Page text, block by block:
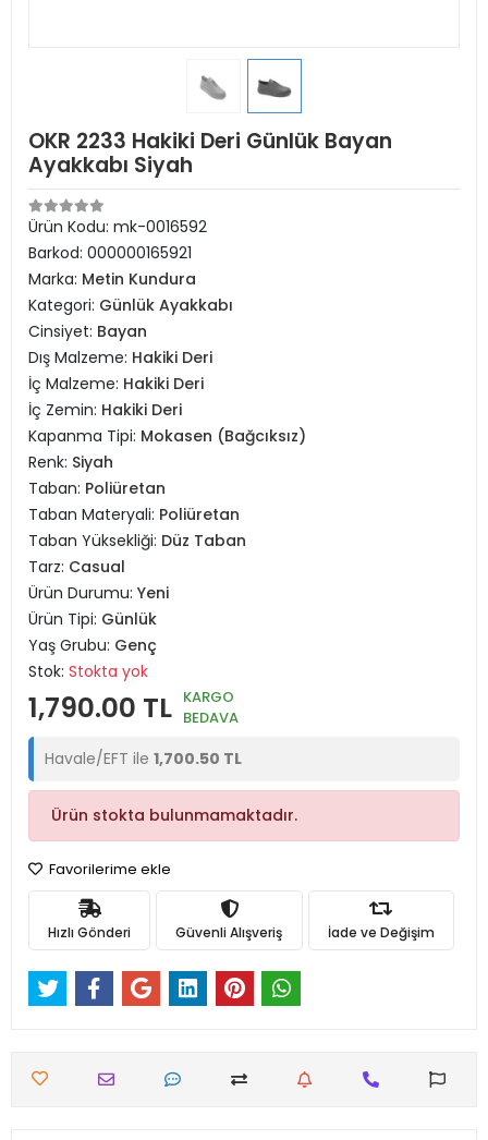
OKR 2233 Hakiki Deri Günlük Bayan
Ayakkabı Siyah
Ürün Kodu: mk-0016592
Barkod: 000000165921
Marka: Metin Kundura
Kategori: Günlük Ayakkabı
Cinsiyet: Bayan
Dış Malzeme: Hakiki Deri
İç Malzeme: Hakiki Deri
İç Zemin: Hakiki Deri
Kapanma Tipi: Mokasen (Bağcıksız)
Renk: Siyah
Taban: Poliüretan
Taban Materyali: Poliüretan
Taban Yüksekliği: Düz Taban
Tarz: Casual
Ürün Durumu: Yeni
Ürün Tipi: Günlük
Yaş Grubu: Genç
Stok: Stokta yok
1,790.00 TL KARGO
BEDAVA
Havale/EFT ile 1,700.50 TL
Ürün stokta bulunmamaktadır.
Favorilerime ekle
Hızlı Gönderi Güvenli Alışveriş İade ve Değişim